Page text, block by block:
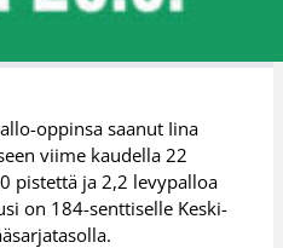
oppinsa saanut Iina
viime kaudella 22
pistettä ja 2,2 levypalloa
on 184-senttiselle Keski-